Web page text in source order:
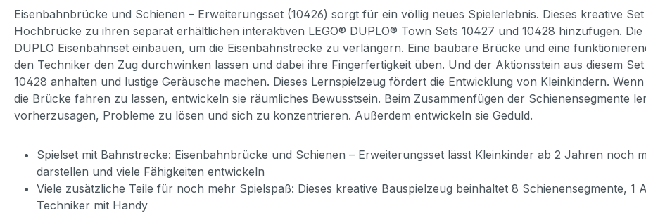
Eisenbahnbrücke und Schienen – Erweiterungsset (10426) sorgt für ein völlig neues Spielerlebnis. Dieses kreative
Hochbrücke zu ihren separat erhältlichen interaktiven LEGO® DUPLO® Town Sets 10427 und 10428 hinzufügen. Die
DUPLO Eisenbahnset einbauen, um die Eisenbahnstrecke zu verlängern. Eine baubare Brücke und eine
den Techniker den Zug durchwinken lassen und dabei ihre Fingerfertigkeit üben. Und der Aktionsstein aus diesem
10428 anhalten und lustige Geräusche machen. Dieses Lernspielzeug fördert die Entwicklung von Kleinkindern.
die Brücke fahren zu lassen, entwickeln sie räumliches Bewusstsein. Beim Zusammenfügen der Schienensegmente
vorherzusagen, Probleme zu lösen und sich zu konzentrieren. Außerdem entwickeln sie Geduld.
Spielset mit Bahnstrecke: Eisenbahnbrücke und Schienen – Erweiterungsset lässt Kleinkinder ab 2 Jahren noch
darstellen und viele Fähigkeiten entwickeln
Viele zusätzliche Teile für noch mehr Spielspaß: Dieses kreative Bauspielzeug beinhaltet 8 Schienensegmente, 1
Techniker mit Handy